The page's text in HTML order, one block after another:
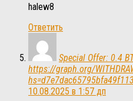
halew8
Ответить
Special Offer: 0.4
https://graph.org/
10.08.2025 в 1:57 дп